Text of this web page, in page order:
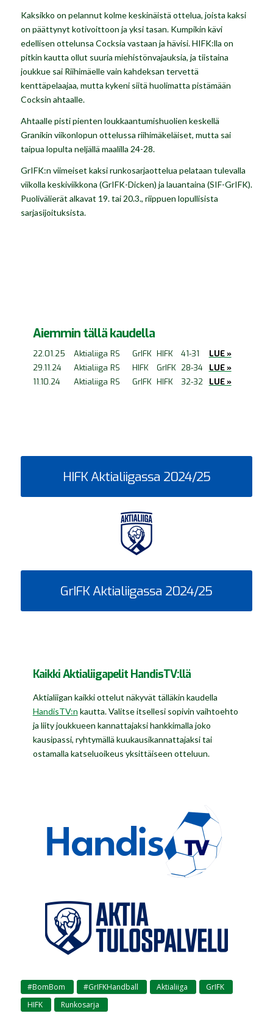
Kaksikko on pelannut kolme keskinäistä ottelua, joista kaksi
on päättynyt kotivoittoon ja yksi tasan. Kumpikin kävi
edellisen ottelunsa Cocksia vastaan ja hävisi. HIFK:lla on
pitkin kautta ollut suuria miehistönvajauksia, ja tiistaina
joukkue sai Riihimäelle vain kahdeksan tervettä
kenttäpelaajaa, mutta kykeni siitä huolimatta pistämään
Cocksin ahtaalle.
Ahtaalle pisti pienten loukkaantumishuolien keskellä
Granikin viikonlopun ottelussa riihimäkeläiset, mutta sai
taipua lopulta neljällä maalilla 24-28.
GrIFK:n viimeiset kaksi runkosarjaottelua pelataan tulevalla
viikolla keskiviikkona (GrIFK-Dicken) ja lauantaina (SIF-GrIFK).
Puolivälierät alkavat 19. tai 20.3., riippuen lopullisista
sarjasijoituksista.
Aiemmin tällä kaudella
22.01.25 Aktialiiga RS GrIFK HIFK 41-31
LUE »
29.11.24
Aktialiiga RS HIFK GrIFK 28-34
LUE »
11.10.24
Aktialiiga RS GrIFK HIFK 32-32 LUE »
HIFK Aktialiigassa 2024/25
GrIFK Aktialiigassa 2024/25
Kaikki Aktialiigapelit HandisTV:llä
Aktialiigan kaikki ottelut näkyvät tälläkin kaudella
HandisTV:n kautta. Valitse itsellesi sopivin vaihtoehto
ja liity joukkueen kannattajaksi hankkimalla joko
kausipassi, ryhtymällä kuukausikannattajaksi tai
ostamalla katseluoikeus yksittäiseen otteluun.
#BomBom #GrIFKHandball Aktialiiga GrIFK
HIFK Runkosarja